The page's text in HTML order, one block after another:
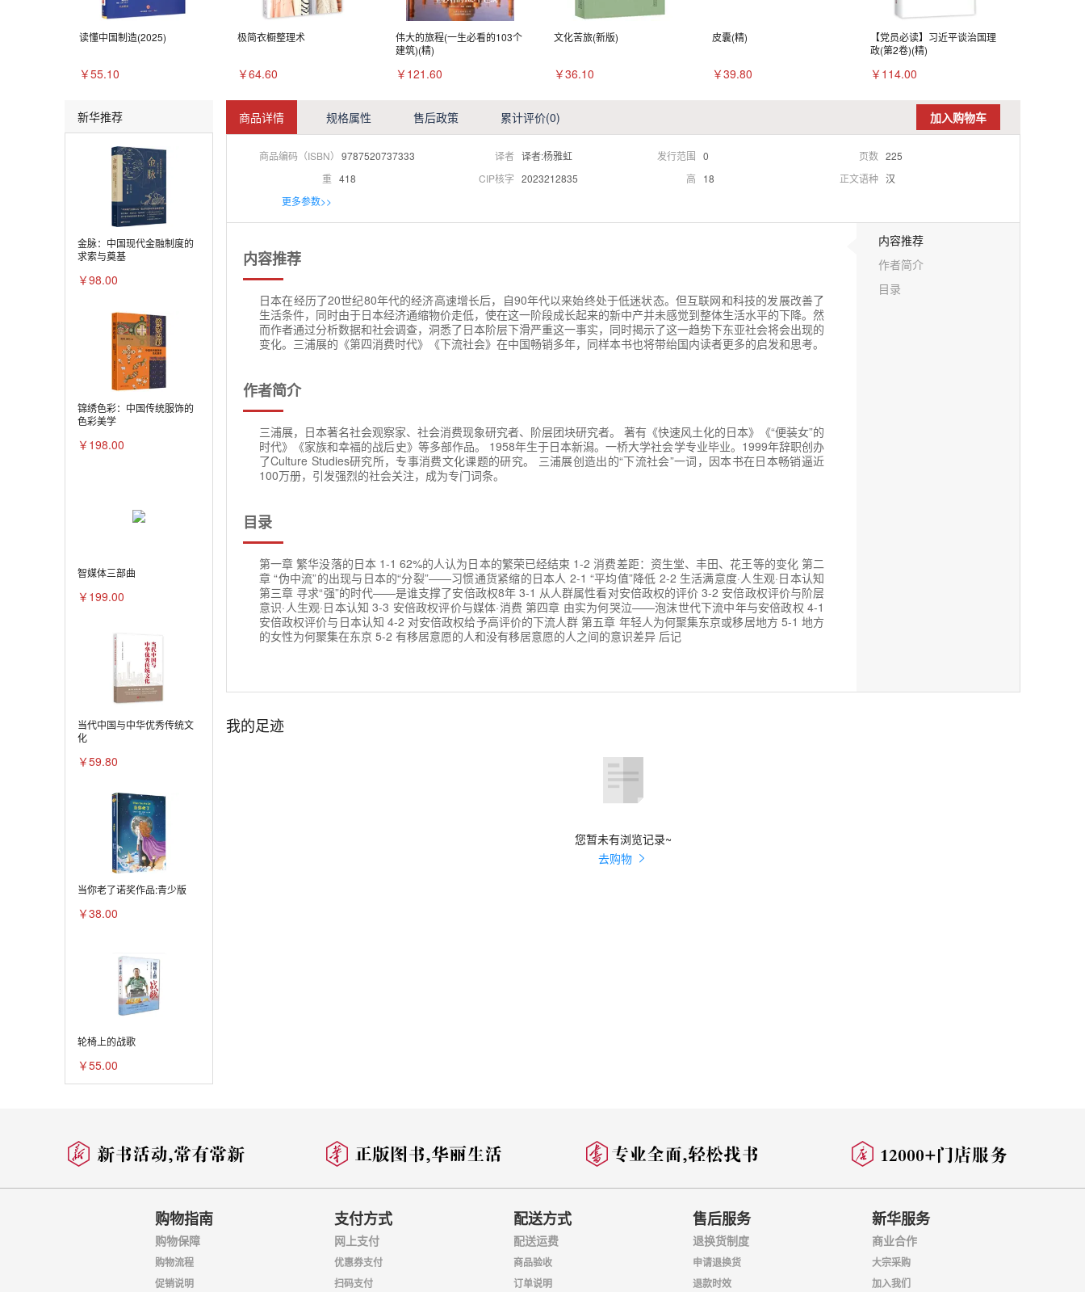
读懂中国制造(2025)
￥55.10
极简衣橱整理术
￥64.60
伟大的旅程(一生必看的103个
建筑)(精)
￥121.60
文化苦旅(新版)
￥36.10
皮囊(精)
￥39.80
【党员必读】习近平谈治国理
政(第2卷)(精)
￥114.00
新华推荐
金脉：中国现代金融制度的
求索与奠基
￥98.00
锦绣色彩：中国传统服饰的
色彩美学
￥198.00
智媒体三部曲
￥199.00
当代中国与中华优秀传统文
化
￥59.80
当你老了诺奖作品:青少版
￥38.00
轮椅上的战歌
￥55.00
商品详情 规格属性 售后政策 累计评价(0) 加入购物车
商品编码（ISBN） 9787520737333 译者 译者:杨雅虹 发行范围 0 页数 225
重 418 CIP核字 2023212835 高 18 正文语种 汉
更多参数>>
内容推荐
日本在经历了20世纪80年代的经济高速增长后，自90年代以来始终处于低迷状态。但互联网和科技的发展改善了
生活条件，同时由于日本经济通缩物价走低，使在这一阶段成长起来的新中产并未感觉到整体生活水平的下降。然
而作者通过分析数据和社会调查，洞悉了日本阶层下滑严重这一事实，同时揭示了这一趋势下东亚社会将会出现的
变化。三浦展的《第四消费时代》《下流社会》在中国畅销多年，同样本书也将带绐国内读者更多的启发和思考。
作者简介
三浦展，日本著名社会观察家、社会消费现象研究者、阶层团块研究者。 著有《快速风土化的日本》《“便装女”的
时代》《家族和幸福的战后史》等多部作品。 1958年生于日本新潟。一桥大学社会学专业毕业。1999年辞职创办
了Culture Studies研究所，专事消费文化课题的研究。 三浦展创造出的“下流社会”一词，因本书在日本畅销逼近
100万册，引发强烈的社会关注，成为专门词条。
目录
第一章 繁华没落的日本 1-1 62%的人认为日本的繁荣已经结束 1-2 消费差距：资生堂、丰田、花王等的变化 第二
章 “伪中流”的出现与日本的“分裂”——习惯通货紧缩的日本人 2-1 “平均值”降低 2-2 生活满意度·人生观·日本认知
第三章 寻求“强”的时代——是谁支撑了安倍政权8年 3-1 从人群属性看对安倍政权的评价 3-2 安倍政权评价与阶层
意识·人生观·日本认知 3-3 安倍政权评价与媒体·消费 第四章 由实为何哭泣——泡沫世代下流中年与安倍政权 4-1
安倍政权评价与日本认知 4-2 对安倍政权给予高评价的下流人群 第五章 年轻人为何聚集东京或移居地方 5-1 地方
的女性为何聚集在东京 5-2 有移居意愿的人和没有移居意愿的人之间的意识差异 后记
内容推荐
作者简介
目录
我的足迹
您暂未有浏览记录~
去购物
购物指南
购物保障
购物流程
促销说明
支付方式
网上支付
优惠券支付
扫码支付
配送方式
配送运费
商品验收
订单说明
售后服务
退换货制度
申请退换货
退款时效
新华服务
商业合作
大宗采购
加入我们